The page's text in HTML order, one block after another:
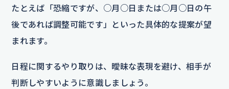
たとえば「恐縮ですが、○月○日または○月○日の午
後であれば調整可能です」といった具体的な提案が望
まれます。
日程に関するやり取りは、曖昧な表現を避け、相手が
判断しやすいように意識しましょう。